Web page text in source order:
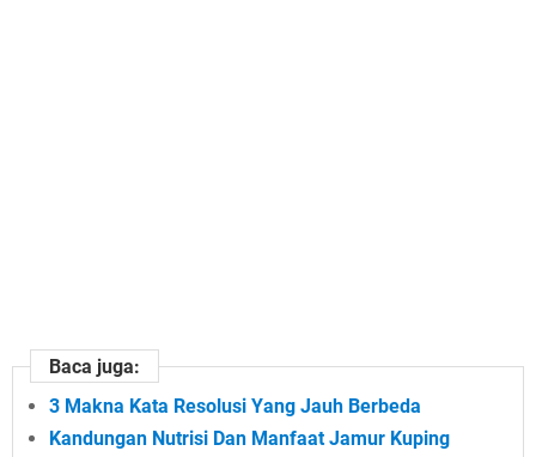
Baca juga:
3 Makna Kata Resolusi Yang Jauh Berbeda
Kandungan Nutrisi Dan Manfaat Jamur Kuping